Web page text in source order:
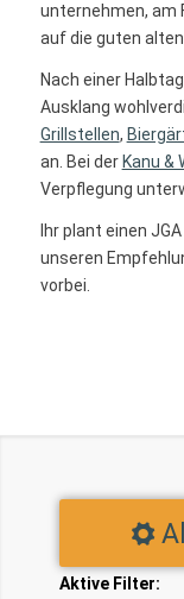
unternehmen, am
auf die guten
Nach einer
Ausklang
Grillstellen,
an. Bei der Kanu &
Verpflegung
Ihr plant einen
unseren
vorbei.
Aktive Filter: